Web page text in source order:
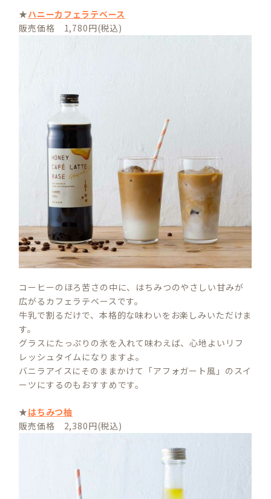
★ハニーカフェラテベース
販売価格 1,780円(税込)
コーヒーのほろ苦さの中に、はちみつのやさしい甘みが
広がるカフェラテベースです。
牛乳で割るだけで、本格的な味わいをお楽しみいただけま
す。
グラスにたっぷりの氷を入れて味わえば、心地よいリフ
レッシュタイムになりますよ。
バニラアイスにそのままかけて「アフォガート風」のスイ
ーツにするのもおすすめです。
★はちみつ柚
販売価格 2,380円(税込)